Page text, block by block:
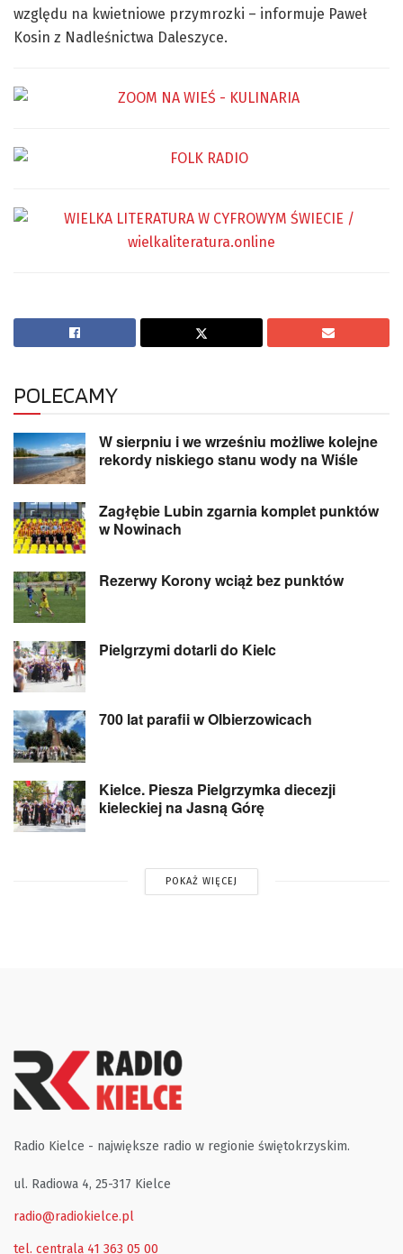
względu na kwietniowe przymrozki – informuje Paweł
Kosin z Nadleśnictwa Daleszyce.
POLECAMY
W sierpniu i we wrześniu możliwe kolejne
rekordy niskiego stanu wody na Wiśle
Zagłębie Lubin zgarnia komplet punktów
w Nowinach
Rezerwy Korony wciąż bez punktów
Pielgrzymi dotarli do Kielc
700 lat parafii w Olbierzowicach
Kielce. Piesza Pielgrzymka diecezji
kieleckiej na Jasną Górę
POKAŻ WIĘCEJ
Radio Kielce - największe radio w regionie świętokrzyskim.
ul. Radiowa 4, 25-317 Kielce
radio@radiokielce.pl
tel. centrala 41 363 05 00